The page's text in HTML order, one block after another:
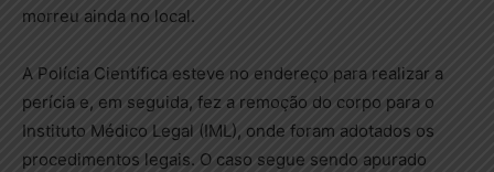
morreu ainda no local.
A Polícia Científica esteve no endereço para realizar a
perícia e, em seguida, fez a remoção do corpo para o
Instituto Médico Legal (IML), onde foram adotados os
procedimentos legais. O caso segue sendo apurado